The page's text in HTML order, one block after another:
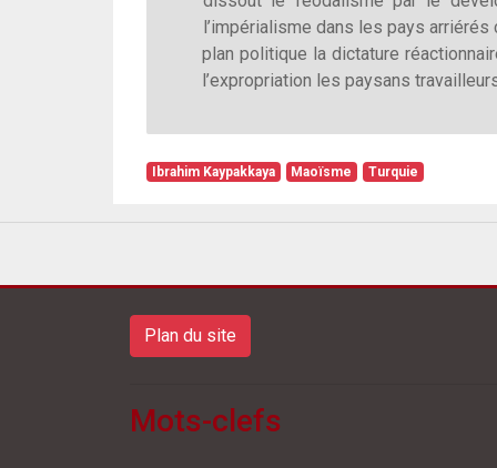
l’impérialisme dans les pays
plan politique la dictature
l’expropriation les paysans
Ibrahim Kaypakkaya Maoïsme Turquie
Plan du site
Mots-clefs